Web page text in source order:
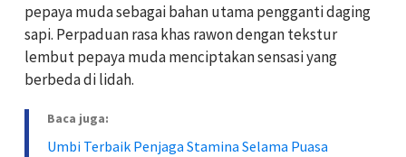
pepaya muda sebagai bahan utama pengganti daging
sapi. Perpaduan rasa khas rawon dengan tekstur
lembut pepaya muda menciptakan sensasi yang
berbeda di lidah.
Baca juga:
Umbi Terbaik Penjaga Stamina Selama Puasa